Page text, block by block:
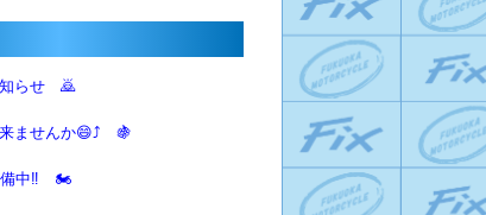
らせ 🙇‍
ませんか😄⤴️ 🍇
備中‼️ 🏍️